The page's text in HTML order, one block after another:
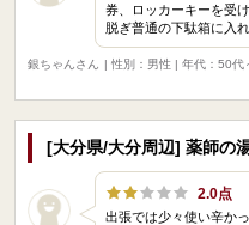
券、ロッカーキーを受
脱ぎ普通の下駄箱に入
銀ちゃんさん
| 性別：男性 | 年代：50代
[大分県/大分周辺] 薬師の
2.0点
出張では少々使い辛かった。 大分県臼杵市・臼杵ICか